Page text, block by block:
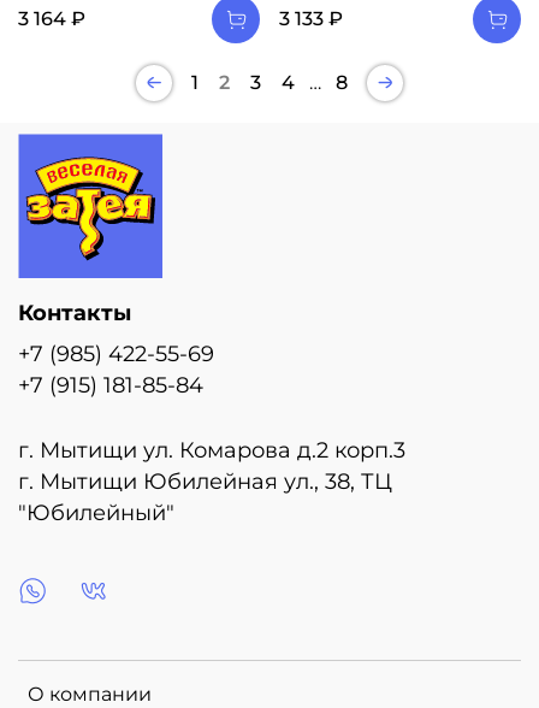
3 164 ₽
3 133 ₽
1 2 3 4 … 8
О компании
Контакты
+7 (985) 422-55-69
+7 (915) 181-85-84
г. Мытищи ул. Комарова д.2 корп.3
г. Мытищи Юбилейная ул., 38, ТЦ
"Юбилейный"